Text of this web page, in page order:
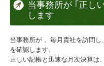
当事務所が ｢正し
します
当事務所が 、毎月貴社を訪問
を確認します。
正しい記帳と迅速な月次決算は